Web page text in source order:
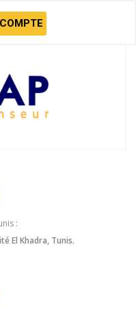
:
El Khadra, Tunis.